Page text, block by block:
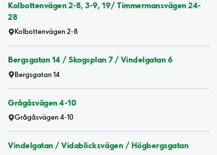
Kolbottenvägen 2-8, 3-9, 19/ Timmermansvägen 24-
28
Kolbottenvägen 2-8
Bergsgatan 14 / Skogsplan 7 / Vindelgatan 6
Bergsgatan 14
Grågåsvägen 4-10
Grågåsvägen 4-10
Vindelgatan / Vidablicksvägen / Högbergsgatan